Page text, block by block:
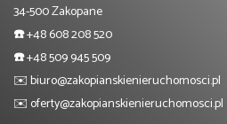
34-500 Zakopane
☎️+48 608 208 520
☎️+48 509 945 509
✉️biuro@zakopianskienieruchomosci.pl
✉️oferty@zakopianskienieruchomosci.pl